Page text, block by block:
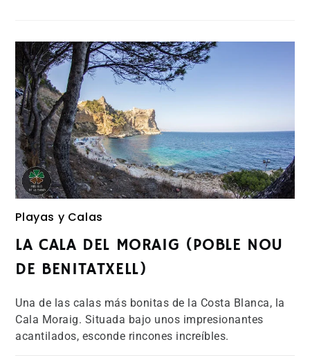
Playas y Calas
LA CALA DEL MORAIG (POBLE NOU
DE BENITATXELL)
Una de las calas más bonitas de la Costa Blanca, la
Cala Moraig. Situada bajo unos impresionantes
acantilados, esconde rincones increíbles.